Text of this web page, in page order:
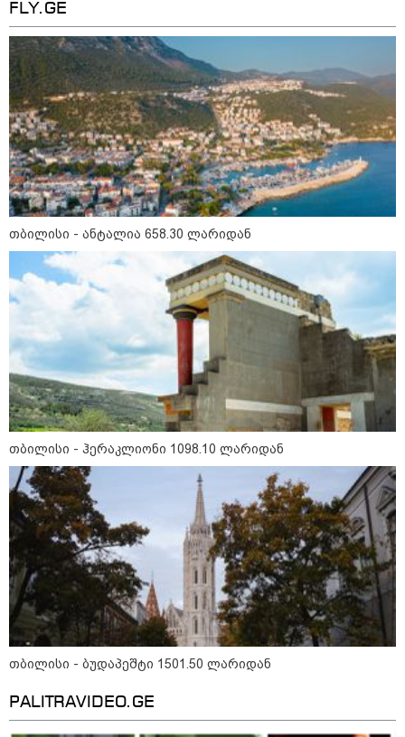
თბილისი - ანტალია 658.30
ლარიდან
თბილისი - ჰერაკლიონი 1098.10
ლარიდან
თბილისი - ბუდაპეშტი 1501.50
ლარიდან
თბილისი - რომი 799.30 ლარიდან
მნიშვნელოვანი ინფორმაცია
FLY.GE
თბილისი - ანტალია 658.30 ლარიდან
თბილისი - ჰერაკლიონი 1098.10 ლარიდან
თბილისი - ბუდაპეშტი 1501.50 ლარიდან
PALITRAVIDEO.GE